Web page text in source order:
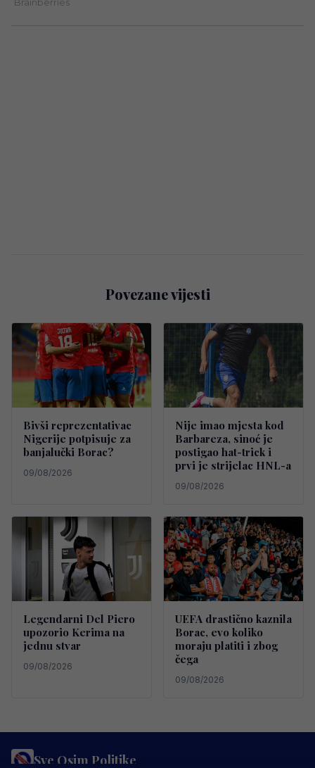
Povezane vijesti
Bivši reprezentativac
Nigerije potpisuje za
banjalučki Borac?
09/08/2026
Nije imao mjesta kod
Barbareza, sinoć je
postigao hat-trick i
prvi je strijelac HNL-a
09/08/2026
Legendarni Del Piero
upozorio Kerima na
jednu stvar
09/08/2026
UEFA drastično kaznila
Borac, evo koliko
moraju platiti i zbog
čega
09/08/2026
Sve Osim Politike